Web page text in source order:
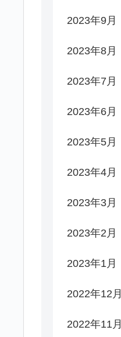
2023年9月
2023年8月
2023年7月
2023年6月
2023年5月
2023年4月
2023年3月
2023年2月
2023年1月
2022年12月
2022年11月